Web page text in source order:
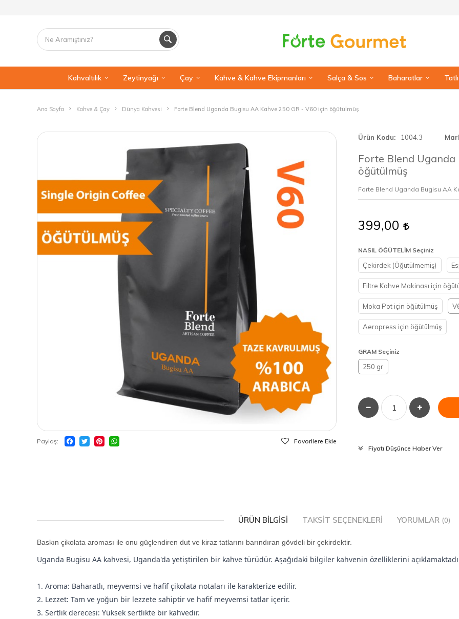
Kahvaltılık Zeytinyağı Çay Kahve & Kahve Ekipmanları Salça & Sos Baharatlar
Ana Sayfa Kahve & Çay Dünya Kahvesi Forte Blend Uganda Bugisu AA Kahve 250 GR - V60 için öğütülmüş
Paylaş Favorilere Ekle
Ürün Kodu 1004.3
Forte Blend Uganda
öğütülmüş
Forte Blend Uganda Bugisu AA
399,00
NASIL ÖĞÜTELİM Seçiniz
Çekirdek (Öğütülmemiş)
Filtre Kahve Makinası için
Moka Pot için öğütülmüş
Aeropress için öğütülmüş
GRAM Seçiniz
250 gr
Fiyatı Düşünce Haber Ver
ÜRÜN BILGISI TAKSIT SEÇENEKLERI YORUMLAR (0)
Baskın çikolata aroması ile onu güçlendiren dut ve kiraz tatlarını barındıran gövdeli bir çekirdektir.
Uganda Bugisu AA kahvesi, Uganda'da yetiştirilen bir kahve türüdür. Aşağıdaki bilgiler kahvenin özelliklerini
1. Aroma: Baharatlı, meyvemsi ve hafif çikolata notaları ile karakterize edilir.
2. Lezzet: Tam ve yoğun bir lezzete sahiptir ve hafif meyvemsi tatlar içerir.
3. Sertlik derecesi: Yüksek sertlikte bir kahvedir.